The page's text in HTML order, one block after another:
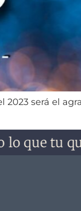
2023 será el
tu